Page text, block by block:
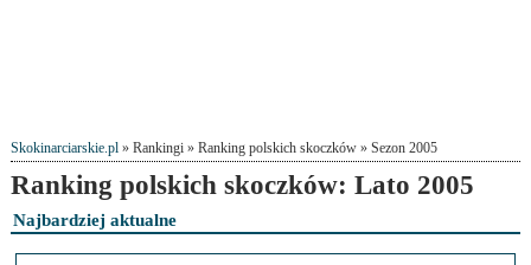
Skokinarciarskie.pl» Rankingi » Ranking polskich skoczków » Sezon 2005
Ranking polskich skoczków: Lato 2005
Najbardziej aktualne